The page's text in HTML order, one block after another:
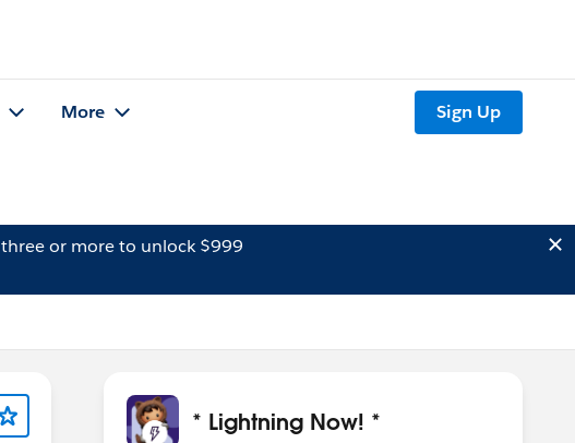
More Sign Up
three or more to unlock $999
* Lightning Now! *